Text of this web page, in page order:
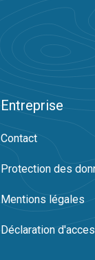
Entreprise
Contact
Protection des
Mentions légales
Déclaration